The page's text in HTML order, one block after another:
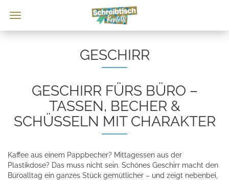
GESCHIRR
GESCHIRR FÜRS BÜRO –
TASSEN, BECHER &
SCHÜSSELN MIT CHARAKTER
Kaffee aus einem Pappbecher? Mittagessen aus der
Plastikdose? Das muss nicht sein. Schönes Geschirr macht den
Büroalltag ein ganzes Stück gemütlicher – und zeigt nebenbei,